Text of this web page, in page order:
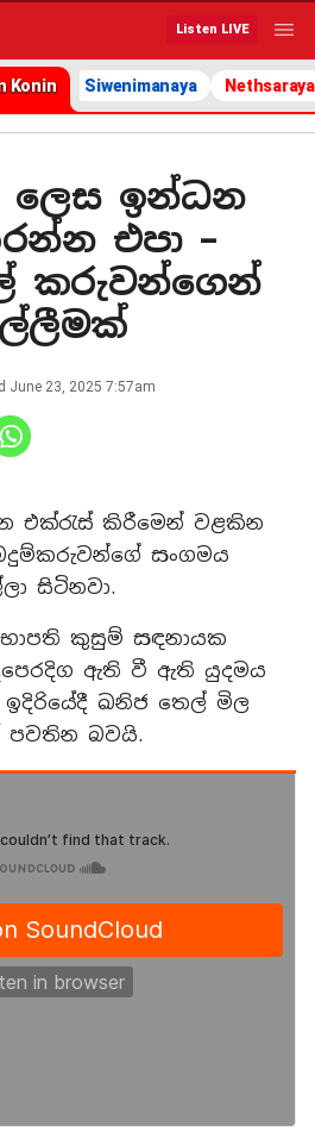
Listen LIVE
Konin Siwenimanaya Nethsaraya
ලෙස ඉන්ධන
එපා –
කරුවන්ගෙන්
June 23, 2025 7:57am
එක්රැස් කිරීමෙන් වළකින
සංගමය
සිටිනවා.
කුසුම් සඳනායක
ඇති වී ඇති යුදමය
ඛනිජ තෙල් මිල
පවතින බවයි.